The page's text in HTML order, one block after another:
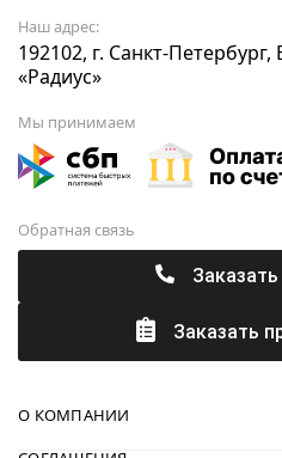
Наш адрес:
192102, г. Санкт-
«Радиус»
Мы принимаем
Обратная связь
Заказать
О КОМПАНИИ